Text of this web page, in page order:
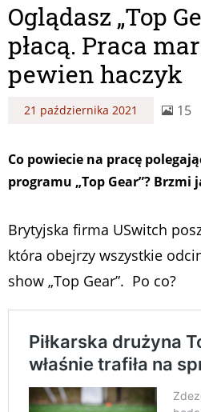
Oglądasz „Top
płacą. Praca
pewien haczyk
21 października 2021 15
Co powiecie na pracę
programu „Top Gear”?
Brytyjska firma USwitch
która obejrzy wszystkie
show „Top Gear”. Po co?